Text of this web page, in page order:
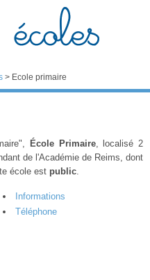
> Ecole primaire
École Primaire, localisé 2
de l'Académie de Reims, dont
école est public.
Informations
Téléphone